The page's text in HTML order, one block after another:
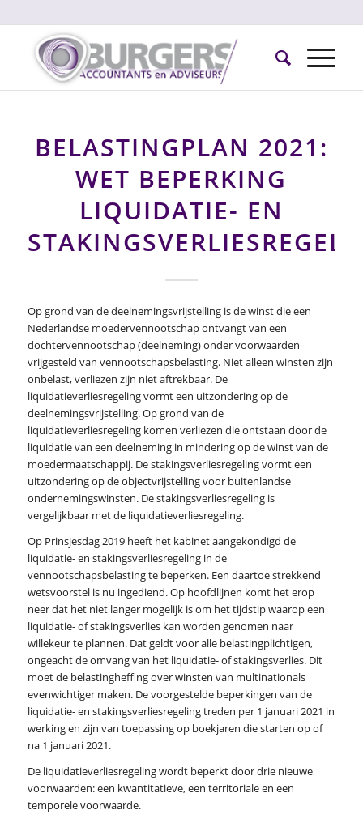
BELASTINGPLAN 2021:
WET BEPERKING
LIQUIDATIE- EN
Op grond van de deelnemingsvrijstelling is de winst die een
Nederlandse moedervennootschap ontvangt van een
dochtervennootschap (deelneming) onder voorwaarden
vrijgesteld van vennootschapsbelasting. Niet alleen winsten zijn
onbelast, verliezen zijn niet aftrekbaar. De
liquidatieverliesregeling vormt een uitzondering op de
deelnemingsvrijstelling. Op grond van de
liquidatieverliesregeling komen verliezen die ontstaan door de
liquidatie van een deelneming in mindering op de winst van de
moedermaatschappij. De stakingsverliesregeling vormt een
uitzondering op de objectvrijstelling voor buitenlandse
ondernemingswinsten. De stakingsverliesregeling is
vergelijkbaar met de liquidatieverliesregeling.
Op Prinsjesdag 2019 heeft het kabinet aangekondigd de
liquidatie- en stakingsverliesregeling in de
vennootschapsbelasting te beperken. Een daartoe strekkend
wetsvoorstel is nu ingediend. Op hoofdlijnen komt het erop
neer dat het niet langer mogelijk is om het tijdstip waarop een
liquidatie- of stakingsverlies kan worden genomen naar
willekeur te plannen. Dat geldt voor alle belastingplichtigen,
ongeacht de omvang van het liquidatie- of stakingsverlies. Dit
moet de belastingheffing over winsten van multinationals
evenwichtiger maken. De voorgestelde beperkingen van de
liquidatie- en stakingsverliesregeling treden per 1 januari 2021 in
werking en zijn van toepassing op boekjaren die starten op of
na 1 januari 2021.
De liquidatieverliesregeling wordt beperkt door drie nieuwe
voorwaarden: een kwantitatieve, een territoriale en een
temporele voorwaarde.